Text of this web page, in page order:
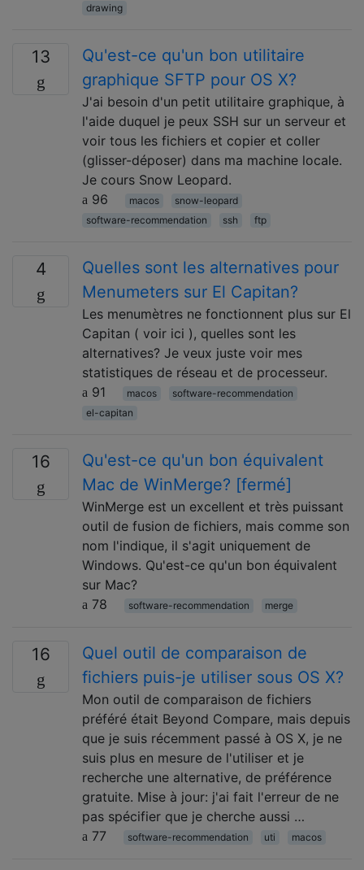
drawing
13
Qu'est-ce qu'un bon utilitaire
graphique SFTP pour OS X?
J'ai besoin d'un petit utilitaire graphique, à
l'aide duquel je peux SSH sur un serveur et
voir tous les fichiers et copier et coller
(glisser-déposer) dans ma machine locale.
Je cours Snow Leopard.
96
macos
snow-leopard
software-recommendation
ssh ftp
4
Quelles sont les alternatives pour
Menumeters sur El Capitan?
Les menumètres ne fonctionnent plus sur El
Capitan ( voir ici ), quelles sont les
alternatives? Je veux juste voir mes
statistiques de réseau et de processeur.
91
macos
software-recommendation
el-capitan
16
Qu'est-ce qu'un bon équivalent
Mac de WinMerge? [fermé]
WinMerge est un excellent et très puissant
outil de fusion de fichiers, mais comme son
nom l'indique, il s'agit uniquement de
Windows. Qu'est-ce qu'un bon équivalent
sur Mac?
78
software-recommendation merge
16
Quel outil de comparaison de
fichiers puis-je utiliser sous OS X?
Mon outil de comparaison de fichiers
préféré était Beyond Compare, mais depuis
que je suis récemment passé à OS X, je ne
suis plus en mesure de l'utiliser et je
recherche une alternative, de préférence
gratuite. Mise à jour: j'ai fait l'erreur de ne
pas spécifier que je cherche aussi …
77
software-recommendation uti macos